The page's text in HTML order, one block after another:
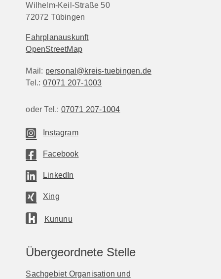
Wilhelm-Keil-Straße 50
72072 Tübingen
Fahrplanauskunft
OpenStreetMap
Mail: personal@kreis-tuebingen.de
Tel.: 07071 207-1003
oder Tel.: 07071 207-1004
Instagram
Facebook
LinkedIn
Xing
Kununu
Übergeordnete Stelle
Sachgebiet Organisation und